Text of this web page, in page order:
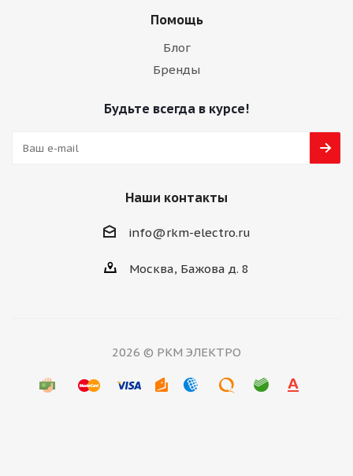
Помощь
Блог
Бренды
Будьте всегда в курсе!
Наши контакты
info@rkm-electro.ru
Москва, Бажова д. 8
2026 © РКМ ЭЛЕКТРО